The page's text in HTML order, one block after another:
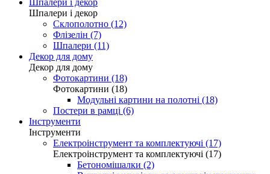
Шпалери і декор
Склополотно (12)
Флізелін (7)
Шпалери (11)
Декор для дому
Декор для дому
Фотокартини (18)
Фотокартини (18)
Модульні картини на полотні (18)
Постери в рамці (6)
Інструменти
Інструменти
Електроінструмент та комплектуючі (17)
Електроінструмент та комплектуючі (17)
Бетономішалки (2)